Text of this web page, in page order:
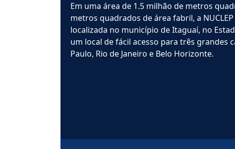
Em uma área de 1.5 milhão de metros
metros quadrados de área fabril, a
localizada no município de Itaguaí, no
um local de fácil acesso para três grandes
Paulo, Rio de Janeiro e Belo Horizonte.